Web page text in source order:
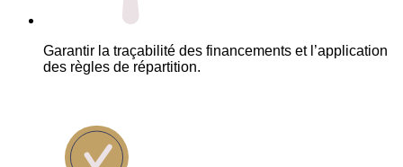
Garantir la traçabilité des financements et l’application
des règles de répartition.